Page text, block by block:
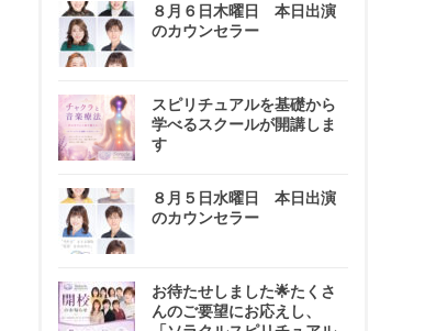
８月６日木曜日 本日出演
のカウンセラー
スピリチュアルを基礎から
学べるスクールが開講しま
す
８月５日水曜日 本日出演
のカウンセラー
お待たせしました🌟たくさ
んのご要望にお応えし、